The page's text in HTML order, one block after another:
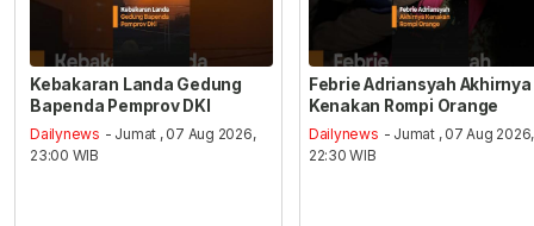
Kebakaran Landa Gedung
Bapenda Pemprov DKI
Dailynews - Jumat , 07 Aug 2026,
23:00 WIB
Febrie Adriansyah Akhirnya
Kenakan Rompi Orange
Dailynews - Jumat , 07 Aug 2026,
22:30 WIB